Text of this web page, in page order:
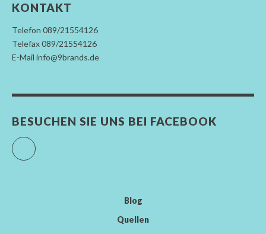
KONTAKT
Telefon 089/21554126
Telefax 089/21554126
E-Mail info@9brands.de
BESUCHEN SIE UNS BEI FACEBOOK
Facebook
Blog
Quellen